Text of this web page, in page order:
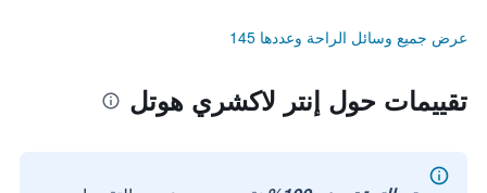
عرض جميع وسائل الراحة وعددها 145
تقييمات حول إنتر لاكشري هوتل